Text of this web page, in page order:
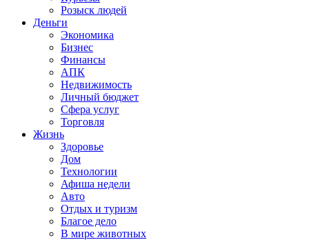
Розыск людей
Деньги
Экономика
Бизнес
Финансы
АПК
Недвижимость
Личный бюджет
Сфера услуг
Торговля
Жизнь
Здоровье
Дом
Технологии
Афиша недели
Авто
Отдых и туризм
Благое дело
В мире животных